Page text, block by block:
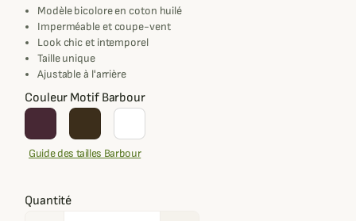
Modèle bicolore en coton huilé
Imperméable et coupe-vent
Look chic et intemporel
Taille unique
Ajustable à l'arrière
Couleur Motif Barbour
Guide des tailles Barbour
Quantité